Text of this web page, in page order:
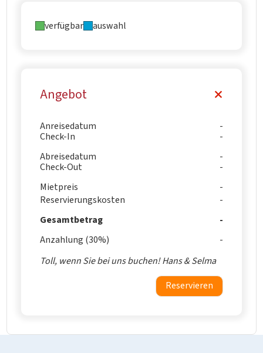
verfügbar auswahl
Angebot
Anreisedatum
Check-In
Abreisedatum
Check-Out
Mietpreis
Reservierungskosten
Gesamtbetrag
Anzahlung (30%)
Toll, wenn Sie bei uns buchen! Hans & Selma
Reservieren